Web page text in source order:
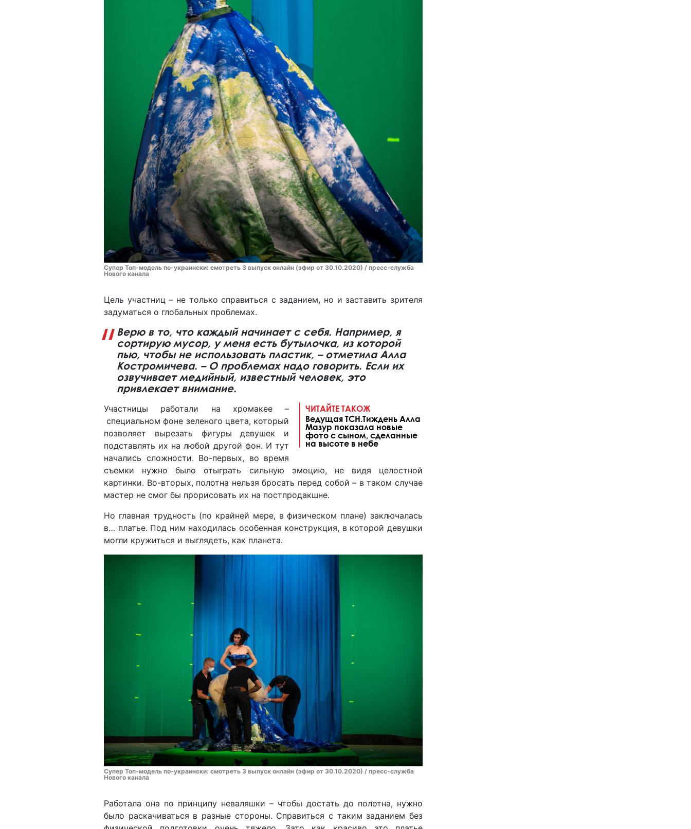
Супер Топ-модель по-украински: смотреть 3 выпуск онлайн (эфир от 30.10.2020) / пресс-служба
Нового канала
Цель участниц – не только справиться с заданием, но и заставить зрителя
задуматься о глобальных проблемах.
Верю в то, что каждый начинает с себя. Например, я
сортирую мусор, у меня есть бутылочка, из которой
пью, чтобы не использовать пластик, – отметила Алла
Костромичева. – О проблемах надо говорить. Если их
озвучивает медийный, известный человек, это
привлекает внимание.
ЧИТАЙТЕ ТАКОЖ
Ведущая ТСН.Тиждень Алла
Мазур показала новые
фото с сыном, сделанные
на высоте в небе
Участницы работали на хромакее –
специальном фоне зеленого цвета, который
позволяет вырезать фигуры девушек и
подставлять их на любой другой фон. И тут
начались сложности. Во-первых, во время
съемки нужно было отыграть сильную эмоцию, не видя целостной
картинки. Во-вторых, полотна нельзя бросать перед собой – в таком случае
мастер не смог бы прорисовать их на постпродакшне.
Но главная трудность (по крайней мере, в физическом плане) заключалась
в… платье. Под ним находилась особенная конструкция, в которой девушки
могли кружиться и выглядеть, как планета.
Супер Топ-модель по-украински: смотреть 3 выпуск онлайн (эфир от 30.10.2020) / пресс-служба
Нового канала
Работала она по принципу неваляшки – чтобы достать до полотна, нужно
было раскачиваться в разные стороны. Справиться с таким заданием без